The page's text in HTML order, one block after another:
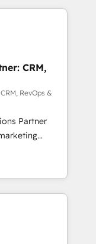
French.
NetSuite,
operations and
custom
- Custom
automation.
lead
across
Hubs. -
and
scale, and
CRM,
RevOps &
Partner
data
automation,
Digital
and